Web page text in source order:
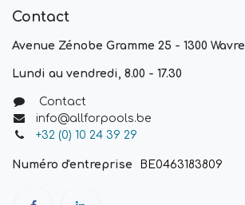
Contact
Avenue Zénobe Gramme 25 - 1300 Wavre
Lundi au vendredi, 8.00 - 17.30
Contact
info@allforpools.be
+32 (0) 10 24 39 29
Numéro d'entreprise BE0463183809